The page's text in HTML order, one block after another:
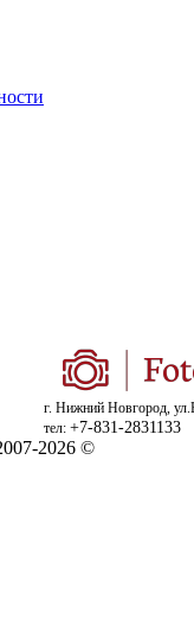
г. Нижний Новгород,
тел: +7-831-2831133
2026 ©